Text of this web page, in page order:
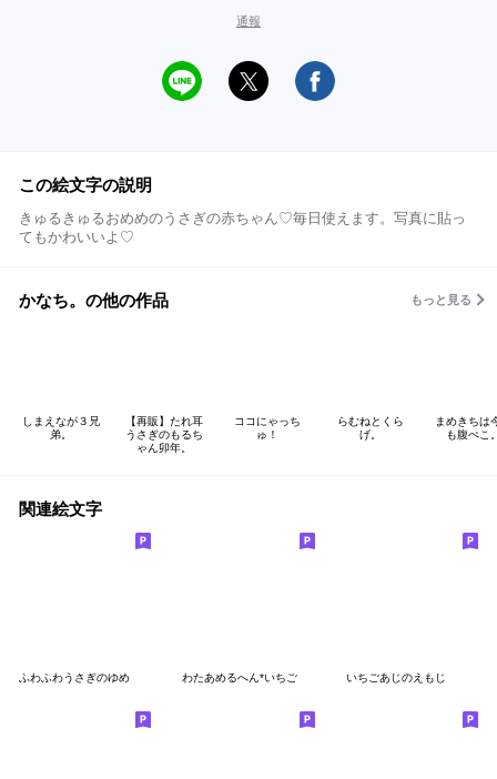
通報
この絵文字の説明
きゅるきゅるおめめのうさぎの赤ちゃん♡毎日使えます。写真に貼っ
てもかわいいよ♡
かなち。の他の作品 もっと見る
しまえなが３兄
弟。
【再販】たれ耳
うさぎのもるち
ゃん卯年。
ココにゃっち
ゅ！
らむねとくら
げ。
まめきちは
も腹ぺこ
関連絵文字
ふわふわうさぎのゆめ わたあめるへん*いちご いちごあじのえもじ